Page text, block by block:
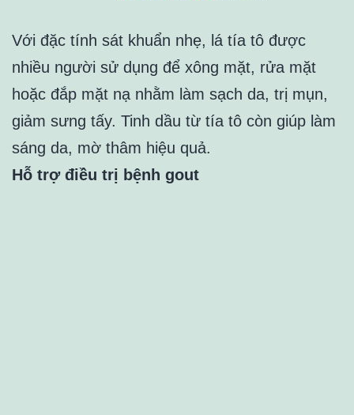
Với đặc tính sát khuẩn nhẹ, lá tía tô được
nhiều người sử dụng để xông mặt, rửa mặt
hoặc đắp mặt nạ nhằm làm sạch da, trị mụn,
giảm sưng tấy. Tinh dầu từ tía tô còn giúp làm
sáng da, mờ thâm hiệu quả.
Hỗ trợ điều trị bệnh gout